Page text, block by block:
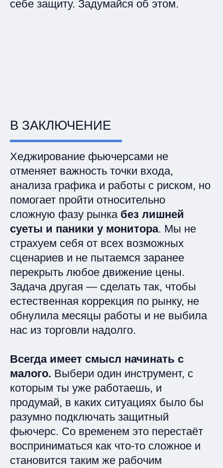
себе защиту. Задумайся об этом.
В ЗАКЛЮЧЕНИЕ
Хеджирование фьючерсами не
отменяет важность точки входа,
анализа графика и работы с риском, но
помогает пройти относительно
сложную фазу рынка без лишней
суеты и паники у монитора. Мы не
страхуем себя от всех возможных
сценариев и не пытаемся заранее
перекрыть любое движение цены.
Задача другая — сделать так, чтобы
естественная коррекция по рынку, не
обнулила месяцы работы и не выбила
нас из торговли надолго.
Всегда имеет смысл начинать с
малого. Выбери один инструмент, с
которым ты уже работаешь, и
продумай, в каких ситуациях было бы
разумно подключать защитный
фьючерс. Со временем это перестаёт
восприниматься как что‑то сложное и
становится таким же рабочим